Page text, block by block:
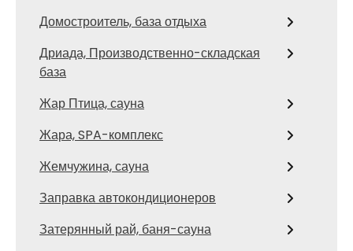
Домостроитель, база отдыха
Дриада, Производственно-складская
база
Жар Птица, сауна
Жара, SPA-комплекс
Жемчужина, сауна
Заправка автокондиционеров
Затерянный рай, баня-сауна